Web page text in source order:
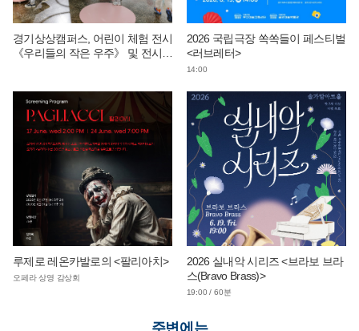
경기상상캠퍼스, 어린이 체험 전시
《우리들의 작은 우주》 및 전시
2026 국립극장 쏙쏙들이 페스티벌
<러브레터>
14:00
루제로 레온카발로의 <팔리아치>
오페라 상영 감상회
2026 실내악 시리즈 <브라보 브라
스(Bravo Brass)>
19:00 / 60분
주변에는